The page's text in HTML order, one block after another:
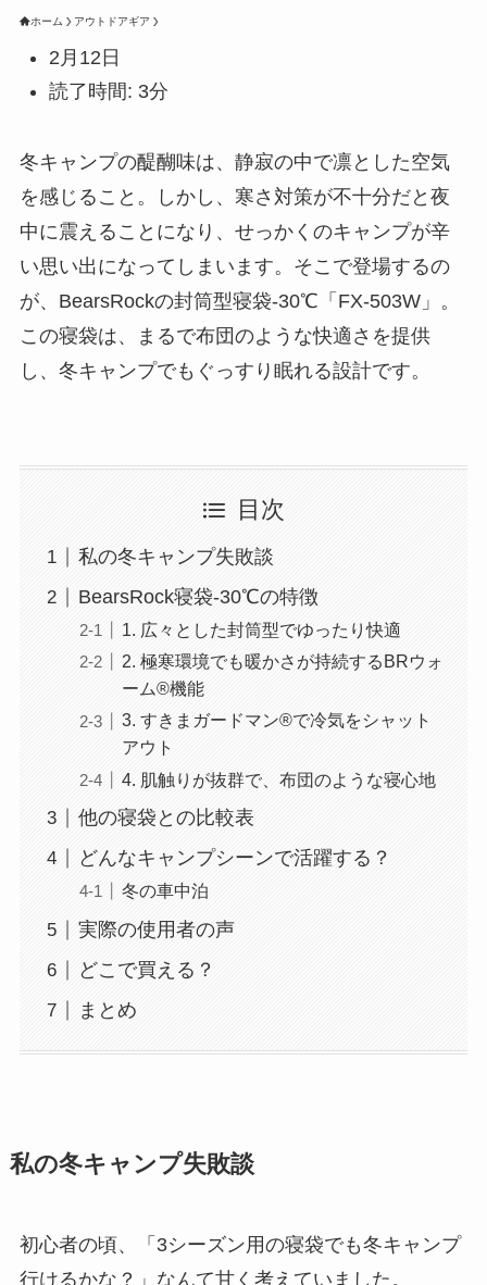
ホーム アウトドアギア
2月12日
読了時間: 3分
冬キャンプの醍醐味は、静寂の中で凛とした空気
を感じること。しかし、寒さ対策が不十分だと夜
中に震えることになり、せっかくのキャンプが辛
い思い出になってしまいます。そこで登場するの
が、BearsRockの封筒型寝袋-30℃「FX-503W」。
この寝袋は、まるで布団のような快適さを提供
し、冬キャンプでもぐっすり眠れる設計です。
目次
私の冬キャンプ失敗談
BearsRock寝袋-30℃の特徴
1. 広々とした封筒型でゆったり快適
2. 極寒環境でも暖かさが持続するBRウォ
ーム®機能
3. すきまガードマン®で冷気をシャット
アウト
4. 肌触りが抜群で、布団のような寝心地
他の寝袋との比較表
どんなキャンプシーンで活躍する？
冬の車中泊
実際の使用者の声
どこで買える？
まとめ
私の冬キャンプ失敗談
初心者の頃、「3シーズン用の寝袋でも冬キャンプ
行けるかな？」なんて甘く考えていました。